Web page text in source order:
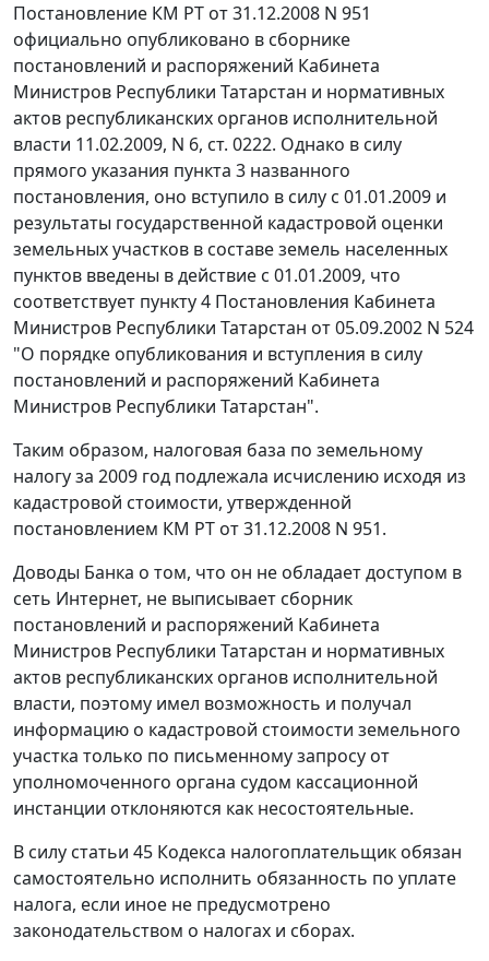
Постановление КМ РТ от 31.12.2008 N 951
официально опубликовано в сборнике
постановлений и распоряжений Кабинета
Министров Республики Татарстан и нормативных
актов республиканских органов исполнительной
власти 11.02.2009, N 6, ст. 0222. Однако в силу
прямого указания пункта 3 названного
постановления, оно вступило в силу с 01.01.2009 и
результаты государственной кадастровой оценки
земельных участков в составе земель населенных
пунктов введены в действие с 01.01.2009, что
соответствует пункту 4 Постановления Кабинета
Министров Республики Татарстан от 05.09.2002 N 524
"О порядке опубликования и вступления в силу
постановлений и распоряжений Кабинета
Министров Республики Татарстан".
Таким образом, налоговая база по земельному
налогу за 2009 год подлежала исчислению исходя из
кадастровой стоимости, утвержденной
постановлением КМ РТ от 31.12.2008 N 951.
Доводы Банка о том, что он не обладает доступом в
сеть Интернет, не выписывает сборник
постановлений и распоряжений Кабинета
Министров Республики Татарстан и нормативных
актов республиканских органов исполнительной
власти, поэтому имел возможность и получал
информацию о кадастровой стоимости земельного
участка только по письменному запросу от
уполномоченного органа судом кассационной
инстанции отклоняются как несостоятельные.
В силу статьи 45 Кодекса налогоплательщик обязан
самостоятельно исполнить обязанность по уплате
налога, если иное не предусмотрено
законодательством о налогах и сборах.